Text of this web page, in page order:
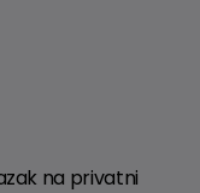
na privatni